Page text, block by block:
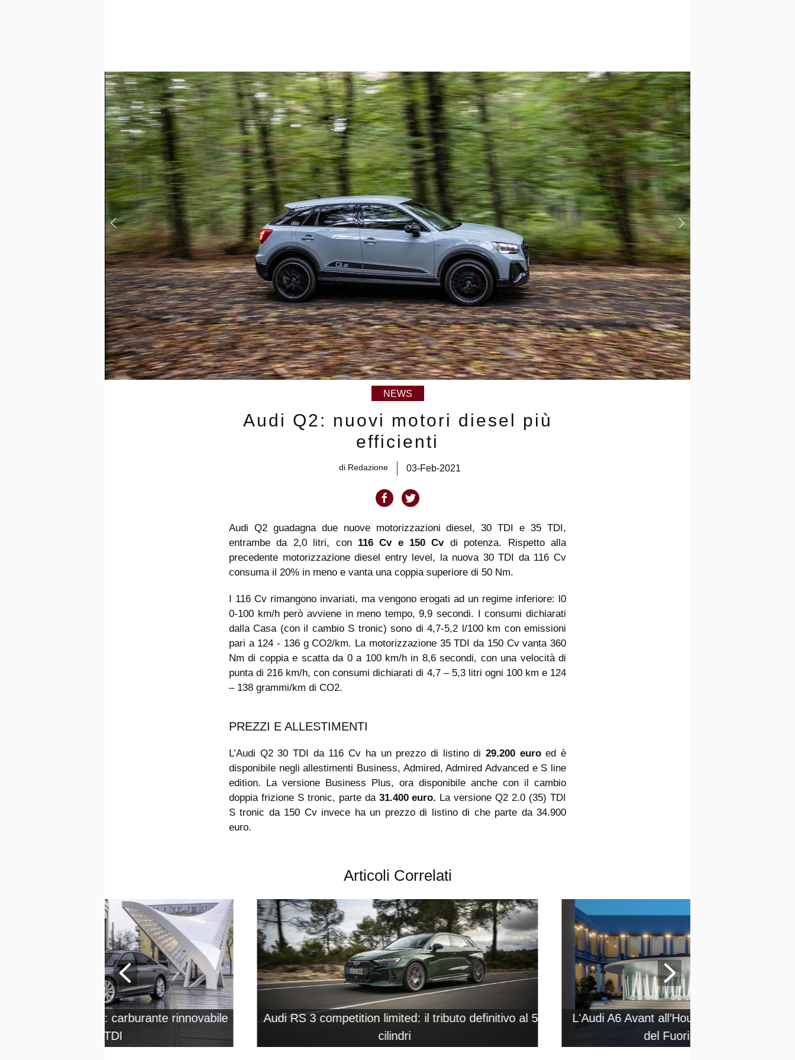
NEWS
Audi Q2: nuovi motori diesel più
efficienti
di Redazione 03-Feb-2021
Audi Q2 guadagna due nuove motorizzazioni diesel, 30 TDI e 35 TDI,
entrambe da 2,0 litri, con 116 Cv e 150 Cv di potenza. Rispetto alla
precedente motorizzazione diesel entry level, la nuova 30 TDI da 116 Cv
consuma il 20% in meno e vanta una coppia superiore di 50 Nm.
I 116 Cv rimangono invariati, ma vengono erogati ad un regime inferiore: l0
0-100 km/h però avviene in meno tempo, 9,9 secondi. I consumi dichiarati
dalla Casa (con il cambio S tronic) sono di 4,7-5,2 l/100 km con emissioni
pari a 124 - 136 g CO2/km. La motorizzazione 35 TDI da 150 Cv vanta 360
Nm di coppia e scatta da 0 a 100 km/h in 8,6 secondi, con una velocità di
punta di 216 km/h, con consumi dichiarati di 4,7 – 5,3 litri ogni 100 km e 124
– 138 grammi/km di CO2.
PREZZI E ALLESTIMENTI
L’Audi Q2 30 TDI da 116 Cv ha un prezzo di listino di 29.200 euroed è
disponibile negli allestimenti Business, Admired, Admired Advanced e S line
edition. La versione Business Plus, ora disponibile anche con il cambio
doppia frizione S tronic, parte da 31.400 euro. La versione Q2 2.0 (35) TDI
S tronic da 150 Cv invece ha un prezzo di listino di che parte da 34.900
euro.
Articoli Correlati
Audi RS 3 competition limited: il tributo definitivo al 5
cilindri
L'Audi A6 Avant all’House of Progress in
del FuoriSalone 2025
anche al diesel: carburante rinnovabile
per il V6 TDI